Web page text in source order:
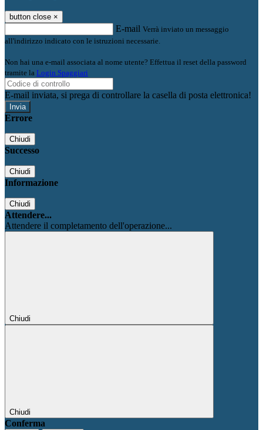
button close ×
E-mail Verrà inviato un messaggio
all'indirizzo indicato con le istruzioni necessarie.
Non hai una e-mail associata al nome utente? Effettua il reset della password
tramite la Login Spaggiari
E-mail inviata, si prega di controllare la casella di posta elettronica!
Errore
Chiudi
Successo
Chiudi
Informazione
Chiudi
Attendere...
Attendere il completamento dell'operazione...
Chiudi
Chiudi
Conferma